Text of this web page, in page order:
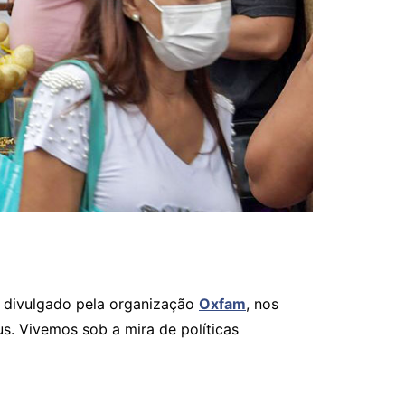
pela organização Oxfam, nos
Vivemos sob a mira de políticas